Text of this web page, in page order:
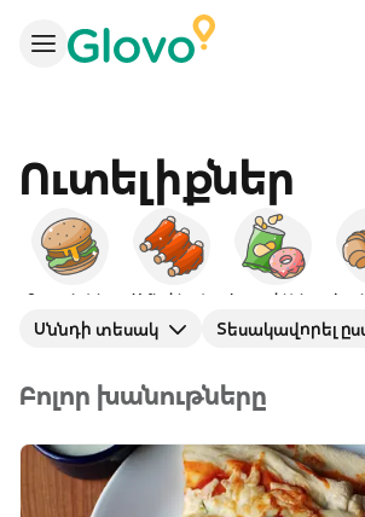
Ուտելիքներ
Բուրգերներ Ամերիկյան Խորտիկներ
Սննդի տեսակ Տեսակավորել
Բոլոր խանութները